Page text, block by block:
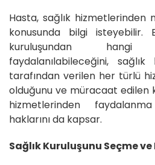
Hasta, sağlık hizmetlerinden
konusunda bilgi isteyebilir.
kuruluşundan
faydalanılabileceğini,
tarafından verilen her türlü
olduğunu ve müracaat edilen
hizmetlerinden
haklarını da kapsar.
Sağlık Kuruluşunu Seçme